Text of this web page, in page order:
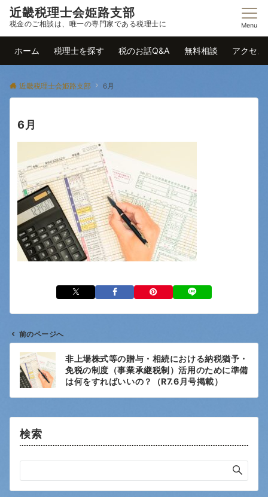
近畿税理士会姫路支部
税金のご相談は、唯一の専門家である税理士に Menu
ホーム 税理士を探す 税のお話Q&A 無料相談 アクセス
近畿税理士会姫路支部 6月
6月
ビ
前のページへ
非上場株式等の贈与・相続における納税猶予・
免税の制度（事業承継税制）活用のために準備
は何をすればいいの？（R7.6月号掲載）
検索